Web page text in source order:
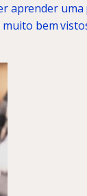
aprender
bem